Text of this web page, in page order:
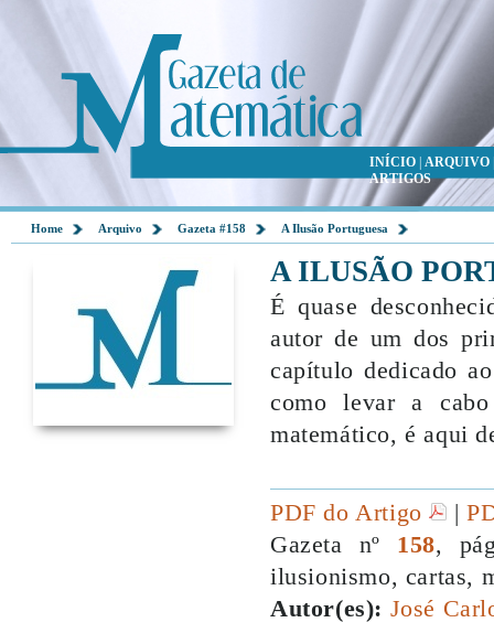
INÍCIO ARQUIVO
ARTIGOS
Home Arquivo Gazeta #158 A Ilusão Portuguesa
A ILUSÃO
É quase
autor de um dos
capítulo dedicado
como levar a
matemático, é aqui
PDF do Artigo |
Gazeta nº 158,
ilusionismo, cartas,
Autor(es): José